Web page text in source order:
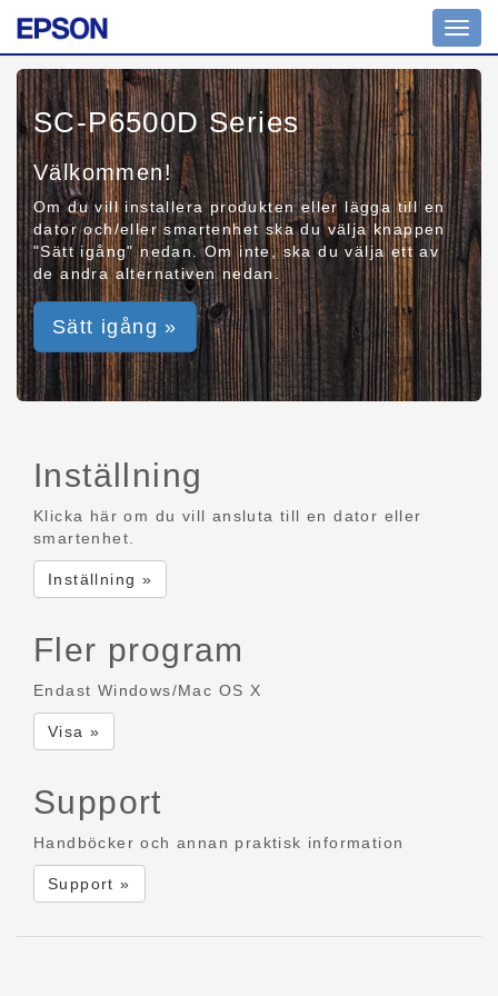
SC-P6500D Series
Välkommen!
Om du vill installera produkten eller lägga till en
dator och/eller smartenhet ska du välja knappen
"Sätt igång" nedan. Om inte, ska du välja ett av
de andra alternativen nedan.
Sätt igång »
Inställning
Klicka här om du vill ansluta till en dator eller
smartenhet.
Inställning »
Fler program
Endast Windows/Mac OS X
Visa »
Support
Handböcker och annan praktisk information
Support »